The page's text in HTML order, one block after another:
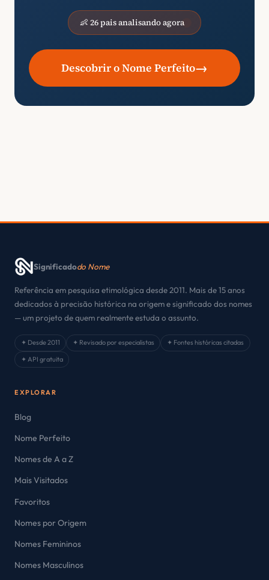
👶 26 pais analisando agora
Descobrir o Nome Perfeito→
Significadodo Nome
Referência em pesquisa etimológica desde 2011. Mais de 15 anos
dedicados à precisão histórica na origem e significado dos nomes
— um projeto de quem realmente estuda o assunto.
✦ Desde 2011 ✦ Revisado por especialistas
✦ Fontes históricas citadas
✦ API gratuita
EXPLORAR
Blog
Nome Perfeito
Nomes de A a Z
Mais Visitados
Favoritos
Nomes por Origem
Nomes Femininos
Nomes Masculinos